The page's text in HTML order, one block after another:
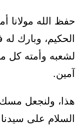
حفظ الله مولانا
الحكيم، وبارك
لشعبه وأمته كل
آمين.
هذا، ولنجعل
السلام على